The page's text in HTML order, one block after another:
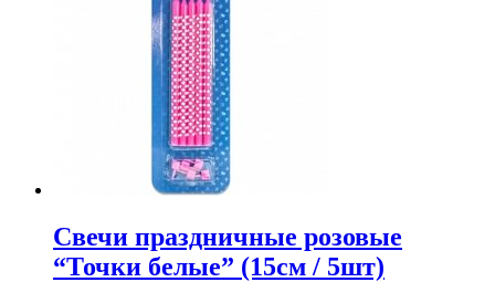
Свечи праздничные розовые
“Точки белые” (15см / 5шт)